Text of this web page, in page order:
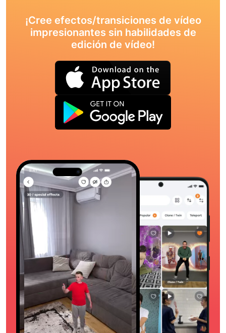
¡Cree efectos/transiciones de vídeo
impresionantes sin habilidades de
edición de vídeo!